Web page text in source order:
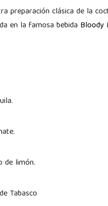
preparación clásica de la
en la famosa bebida Bloody
de limón.
Tabasco